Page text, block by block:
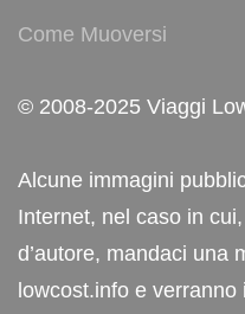
Come Muoversi
© 2008-2025 Viaggi
Alcune immagini
Internet, nel caso in
d’autore, mandaci una
lowcost.info e